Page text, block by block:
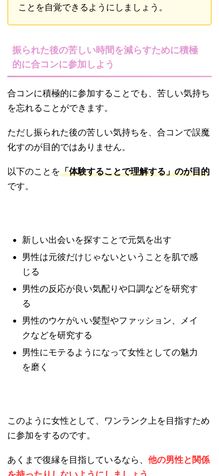
ことを自覚できるようにしましょう。
振られた後の苦しい時間を減らすために積極
的に合コンに参加しよう
合コンに積極的に参加することでも、苦しい気持ち
を忘れることができます。
ただし振られた後の苦しい気持ちを、合コンで誤魔
化すのが目的ではありません。
以下のことを「体験することで理解する」のが目的
です。
新しい出会いを探すことで元気を出す
男性は元彼だけじゃないということを肌で感
じる
男性の反応が良い気配りや口調などを研究す
る
男性のウケがいい髪型やファッション、メイ
クなどを研究する
男性にモテるようになって女性としての魅力
を磨く
このように女性として、ワンランク上を目指すため
に参加をするのです。
あくまで復縁を目指しているなら、 他の男性と関係